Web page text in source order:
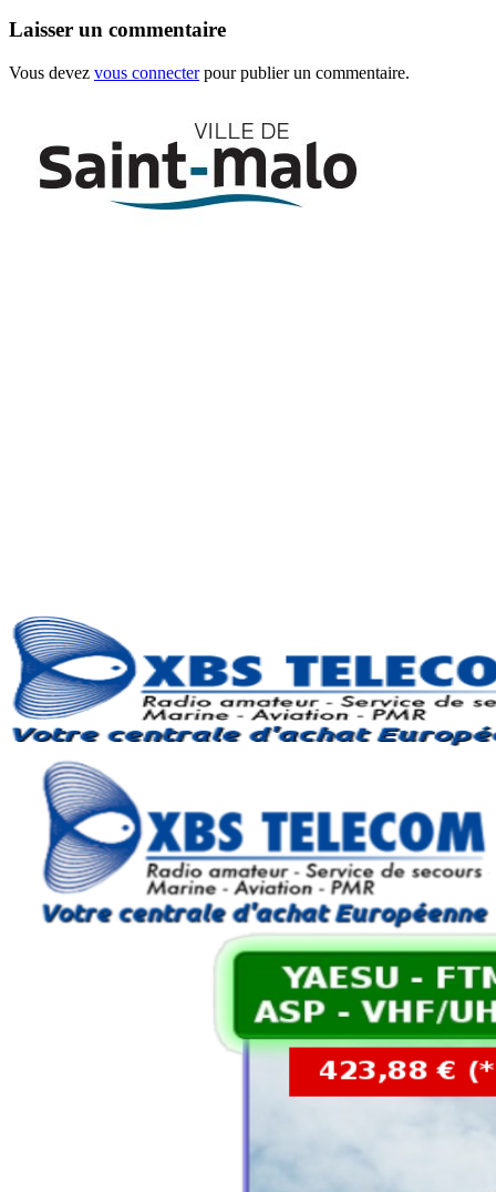
Laisser un commentaire
Vous devez vous connecterpour publier un commentaire.